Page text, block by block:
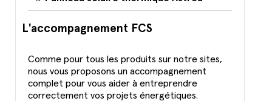
L'accompagnement FCS
Comme pour tous les produits sur notre sites,
nous vous proposons un accompagnement
complet pour vous aider à entreprendre
correctement vos projets énergétiques.